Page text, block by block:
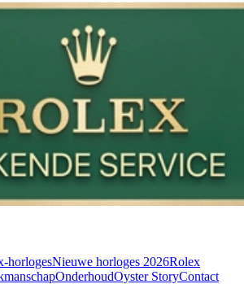
horlogesNieuwe horloges 2026Rolex
OnderhoudOyster StoryContact